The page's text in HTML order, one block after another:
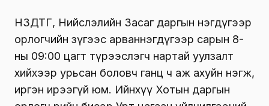
НЗДТГ, Нийслэлийн Засаг даргын нэгдүгээр
орлогчийн зүгээс арваннэгдүгээр сарын 8-
ны 09:00 цагт түрээслэгч нартай уулзалт
хийхээр урьсан боловч ганц ч аж ахуйн нэгж,
иргэн ирээгүй юм. Ийнхүү Хотын даргын